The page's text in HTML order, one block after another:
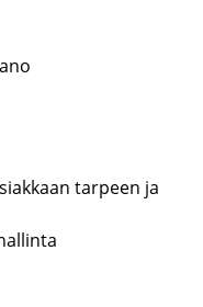
tarpeen ja